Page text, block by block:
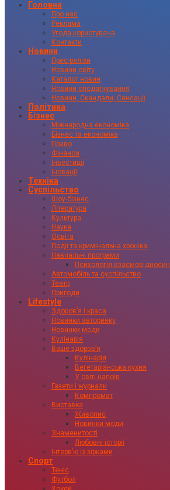
Головна
Про нас
Реклама
Угода користувача
Контакти
Новини
Прес-релізи
Новини світу
Каталог новин
Новини оподаткування
Новини, Скандали, Сенсації
Політика
Бізнес
Міжнародна економіка
Бізнес та економіка
Право
Фінанси
Інвестиції
Іновації
Техніка
Суспільство
Шоу-бізнес
Література
Культура
Наука
Освіта
Події та кримінальна хроніка
Навчальні програми
Психологія взаємовідносин
Автомобіль та суспільство
Театр
Пригоди
Lifestyle
Здоровʼя і краса
Новинки авторинку
Новинки моди
Кулінарія
Ваше здоровʼя
Кулінарія
Вегетаріанська кухня
У світі напоїв
Газети і журнали
Компромат
Виставка
Живопис
Новинки моди
Знаменитості
Любовні історії
Інтервʼю із зірками
Спорт
Теніс
Футбол